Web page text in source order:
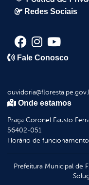
Redes Sociais
Fale Conosco
Onde estamos
Praça Coronel Fausto
56402-051
Horário de
Prefeitura Municipal de